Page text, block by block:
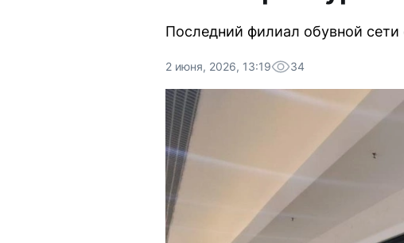
Последний филиал обувной
2 июня, 2026, 13:19 34